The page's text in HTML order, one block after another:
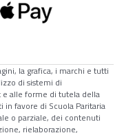
la grafica, i marchi e tutti
di sistemi di
alle forme di tutela della
favore di Scuola Paritaria
o parziale, dei contenuti
rielaborazione,